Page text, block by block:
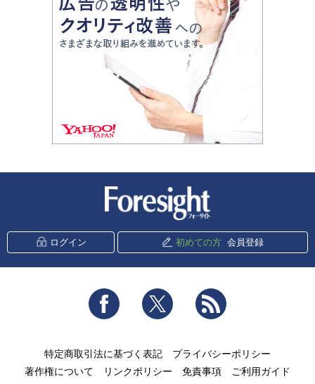
ログイン 初めての方 会員登録
Facebook Twitter
特定商取引法に基づく表記
プライバシーポリシー
著作権について
リンクポリシー 免責事項
ご利用ガイド